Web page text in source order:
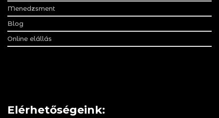
Menedzsment
Blog
Online elállás
Elérhetőségeink: